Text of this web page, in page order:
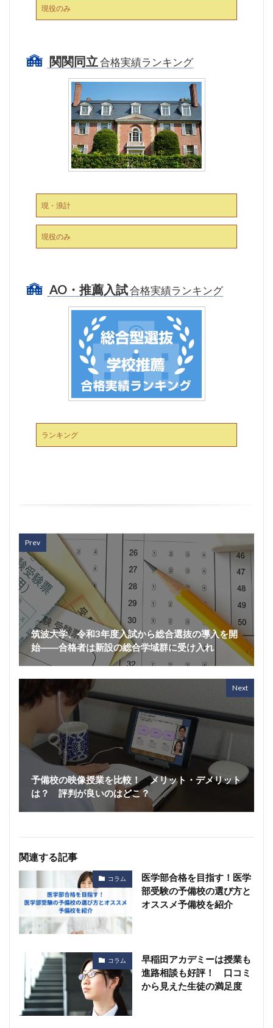
現役のみ
関関同立合格実績ランキング
現・浪計
現役のみ
AO・推薦入試合格実績ランキング
ランキング
Prev
筑波大学、令和3年度入試から総合選抜の導入を開
始――合格者は新設の総合学域群に受け入れ
Next
予備校の映像授業を比較！ メリット・デメリット
は？ 評判が良いのはどこ？
関連する記事
コラム
医学部合格を目指す！医学
部受験の予備校の選び方と
オススメ予備校を紹介
コラム
早稲田アカデミーは授業も
進路相談も好評！ 口コミ
から見えた生徒の満足度